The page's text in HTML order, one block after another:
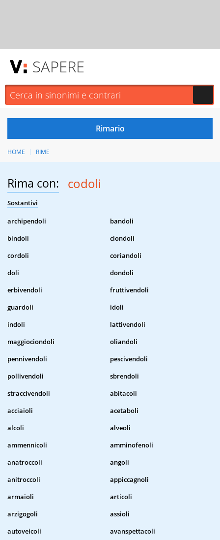
SAPERE
HOME RIME
Rima con: codoli
Sostantivi
archipendoli
bandoli
bindoli
ciondoli
cordoli
coriandoli
doli
dondoli
erbivendoli
fruttivendoli
guardoli
idoli
indoli
lattivendoli
maggiociondoli
oliandoli
pennivendoli
pescivendoli
pollivendoli
sbrendoli
straccivendoli
abitacoli
acciaioli
acetaboli
alcoli
alveoli
ammennicoli
amminofenoli
anatroccoli
angoli
anitroccoli
appiccagnoli
armaioli
articoli
arzigogoli
assioli
autoveicoli
avanspettacoli